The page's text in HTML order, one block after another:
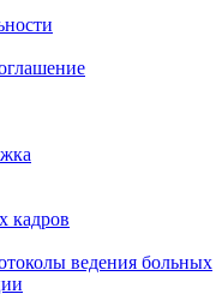
кадров
ведения больных